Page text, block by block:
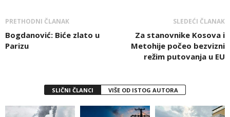
PRETHODNI ČLANAK
Bogdanović: Biće zlato u
Parizu
SLEDEĆI ČLANAK
Za stanovnike Kosova i
Metohije počeo bezvizni
režim putovanja u EU
SLIČNI ČLANCI VIŠE OD ISTOG AUTORA